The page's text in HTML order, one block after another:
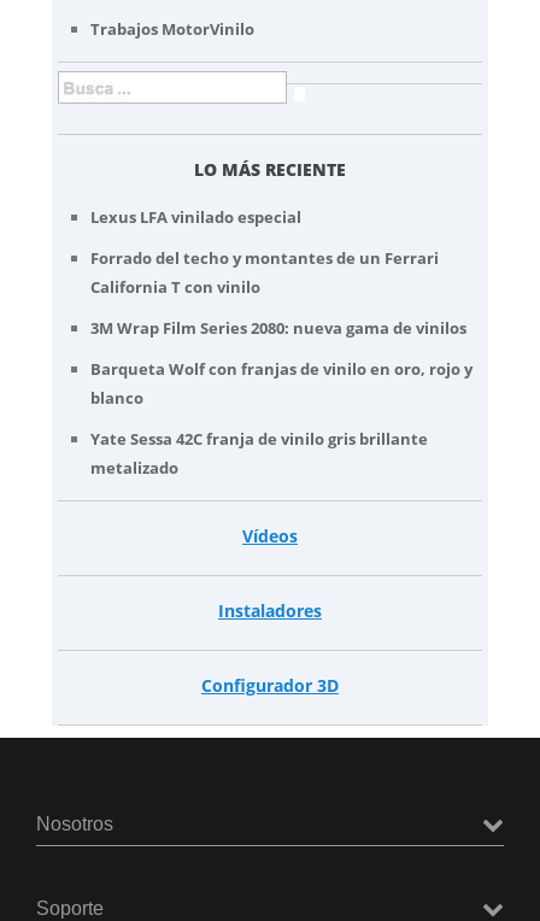
Trabajos MotorVinilo
LO MÁS RECIENTE
Lexus LFA vinilado especial
Forrado del techo y montantes de un Ferrari
California T con vinilo
3M Wrap Film Series 2080: nueva gama de vinilos
Barqueta Wolf con franjas de vinilo en oro, rojo y
blanco
Yate Sessa 42C franja de vinilo gris brillante
metalizado
Vídeos
Instaladores
Configurador 3D
Nosotros
Soporte